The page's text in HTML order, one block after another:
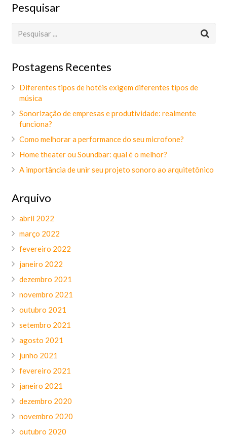
Pesquisar
Postagens Recentes
Diferentes tipos de hotéis exigem diferentes tipos de
música
Sonorização de empresas e produtividade: realmente
funciona?
Como melhorar a performance do seu microfone?
Home theater ou Soundbar: qual é o melhor?
A importância de unir seu projeto sonoro ao arquitetônico
Arquivo
abril 2022
março 2022
fevereiro 2022
janeiro 2022
dezembro 2021
novembro 2021
outubro 2021
setembro 2021
agosto 2021
junho 2021
fevereiro 2021
janeiro 2021
dezembro 2020
novembro 2020
outubro 2020